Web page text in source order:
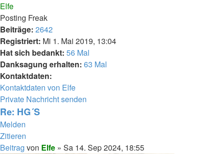
Elfe
Posting Freak
Beiträge: 2642
Registriert: Mi 1. Mai 2019, 13:04
Hat sich bedankt: 56 Mal
Danksagung erhalten: 63 Mal
Kontaktdaten:
Kontaktdaten von Elfe
Private Nachricht senden
Re: HG´S
Melden
Zitieren
Beitrag von Elfe » Sa 14. Sep 2024, 18:55